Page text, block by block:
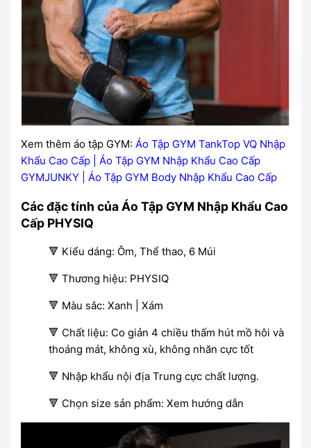
Xem thêm áo tập GYM: Áo Tập GYM TankTop VQ Nhập
Khẩu Cao Cấp
Áo Tập GYM Nhập Khẩu Cao Cấp
GYMJUNKY
Áo Tập GYM Body Nhập Khẩu Cao Cấp
Các đặc tính của Áo Tập GYM Nhập Khẩu Cao
Cấp PHYSIQ
🔻 Kiểu dáng: Ôm, Thể thao, 6 Múi
🔻 Thương hiệu: PHYSIQ
🔻 Màu sắc: Xanh | Xám
🔻 Chất liệu: Co giản 4 chiều thấm hút mồ hôi và
thoáng mát, không xù, không nhăn cực tốt
🔻 Nhập khẩu nội địa Trung cực chất lượng.
🔻 Chọn size sản phẩm: Xem hướng dẫn